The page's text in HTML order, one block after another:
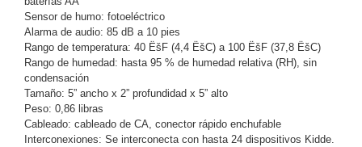
Robots e
Industrial
Cámaras
Industriales
Energía
Adaptadores
de
ParedBateríasFuentes
Sensor de humo: fotoeléctrico
Alarma de audio: 85 dB a 10 pies
Rango de temperatura: 40 ËšF (4,4 ËšC) a 100 ËšF (37,8 ËšC)
Rango de humedad: hasta 95 % de humedad relativa (RH), sin
condensación
Tamaño: 5” ancho x 2” profundidad x 5” alto
Peso: 0,86 libras
Cableado: cableado de CA, conector rápido enchufable
Interconexiones: Se interconecta con hasta 24 dispositivos Kidde.